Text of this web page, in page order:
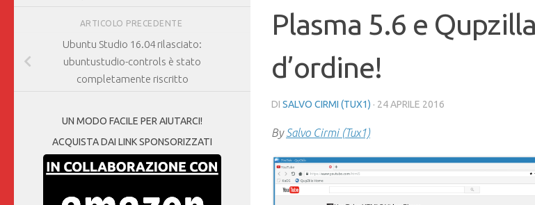
Plasma 5.6 e
d’ordine!
DI SALVO CIRMI (TUX1) · 24 APRILE 2016
BySalvo Cirmi (Tux1)
ARTICOLO PRECEDENTE
Ubuntu Studio 16.04 rilasciato:
ubuntustudio-controls è stato
completamente riscritto
UN MODO FACILE PER AIUTARCI!
ACQUISTA DAI LINK SPONSORIZZATI